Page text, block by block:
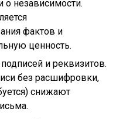
независимости.
фактов и
ценность.
и реквизитов.
без расшифровки,
снижают